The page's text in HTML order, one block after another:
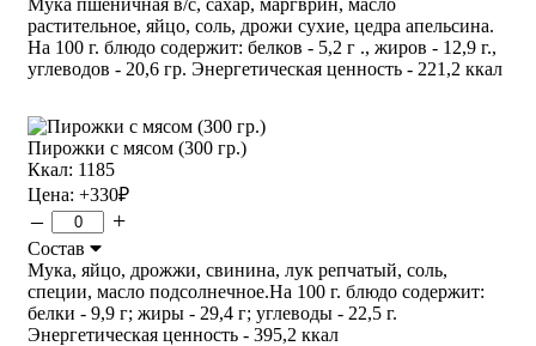
растительное, яйцо, соль, дрожи сухие, цедра апельсина.
На 100 г. блюдо содержит: белков - 5,2 г ., жиров - 12,9 г.,
углеводов - 20,6 гр. Энергетическая ценность - 221,2 ккал
Пирожки с мясом (300 гр.)
Ккал: 1185
Цена: +330₽
– +
Состав
Мука, яйцо, дрожжи, свинина, лук репчатый, соль,
специи, масло подсолнечное.На 100 г. блюдо содержит:
белки - 9,9 г; жиры - 29,4 г; углеводы - 22,5 г.
Энергетическая ценность - 395,2 ккал